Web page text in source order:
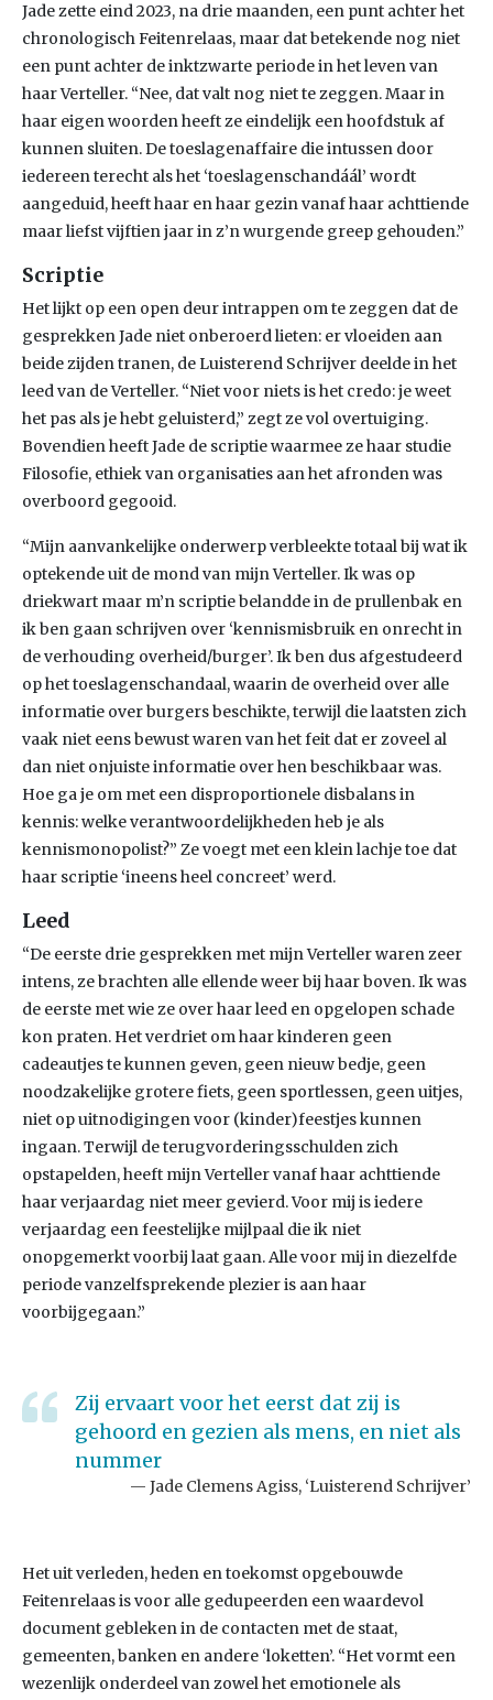
Jade zette eind 2023, na drie maanden, een punt achter het
chronologisch Feitenrelaas, maar dat betekende nog niet
een punt achter de inktzwarte periode in het leven van
haar Verteller. “Nee, dat valt nog niet te zeggen. Maar in
haar eigen woorden heeft ze eindelijk een hoofdstuk af
kunnen sluiten. De toeslagenaffaire die intussen door
iedereen terecht als het ‘toeslagenschandáál’ wordt
aangeduid, heeft haar en haar gezin vanaf haar achttiende
maar liefst vijftien jaar in z’n wurgende greep gehouden.”
Scriptie
Het lijkt op een open deur intrappen om te zeggen dat de
gesprekken Jade niet onberoerd lieten: er vloeiden aan
beide zijden tranen, de Luisterend Schrijver deelde in het
leed van de Verteller. “Niet voor niets is het credo: je weet
het pas als je hebt geluisterd,” zegt ze vol overtuiging.
Bovendien heeft Jade de scriptie waarmee ze haar studie
Filosofie, ethiek van organisaties aan het afronden was
overboord gegooid.
“Mijn aanvankelijke onderwerp verbleekte totaal bij wat ik
optekende uit de mond van mijn Verteller. Ik was op
driekwart maar m’n scriptie belandde in de prullenbak en
ik ben gaan schrijven over ‘kennismisbruik en onrecht in
de verhouding overheid/burger’. Ik ben dus afgestudeerd
op het toeslagenschandaal, waarin de overheid over alle
informatie over burgers beschikte, terwijl die laatsten zich
vaak niet eens bewust waren van het feit dat er zoveel al
dan niet onjuiste informatie over hen beschikbaar was.
Hoe ga je om met een disproportionele disbalans in
kennis: welke verantwoordelijkheden heb je als
kennismonopolist?” Ze voegt met een klein lachje toe dat
haar scriptie ‘ineens heel concreet’ werd.
Leed
“De eerste drie gesprekken met mijn Verteller waren zeer
intens, ze brachten alle ellende weer bij haar boven. Ik was
de eerste met wie ze over haar leed en opgelopen schade
kon praten. Het verdriet om haar kinderen geen
cadeautjes te kunnen geven, geen nieuw bedje, geen
noodzakelijke grotere fiets, geen sportlessen, geen uitjes,
niet op uitnodigingen voor (kinder)feestjes kunnen
ingaan. Terwijl de terugvorderingsschulden zich
opstapelden, heeft mijn Verteller vanaf haar achttiende
haar verjaardag niet meer gevierd. Voor mij is iedere
verjaardag een feestelijke mijlpaal die ik niet
onopgemerkt voorbij laat gaan. Alle voor mij in diezelfde
periode vanzelfsprekende plezier is aan haar
voorbijgegaan.”
Zij ervaart voor het eerst dat zij is
gehoord en gezien als mens, en niet als
nummer
Jade Clemens Agiss, ‘Luisterend Schrijver’
Het uit verleden, heden en toekomst opgebouwde
Feitenrelaas is voor alle gedupeerden een waardevol
document gebleken in de contacten met de staat,
gemeenten, banken en andere ‘loketten’. “Het vormt een
wezenlijk onderdeel van zowel het emotionele als